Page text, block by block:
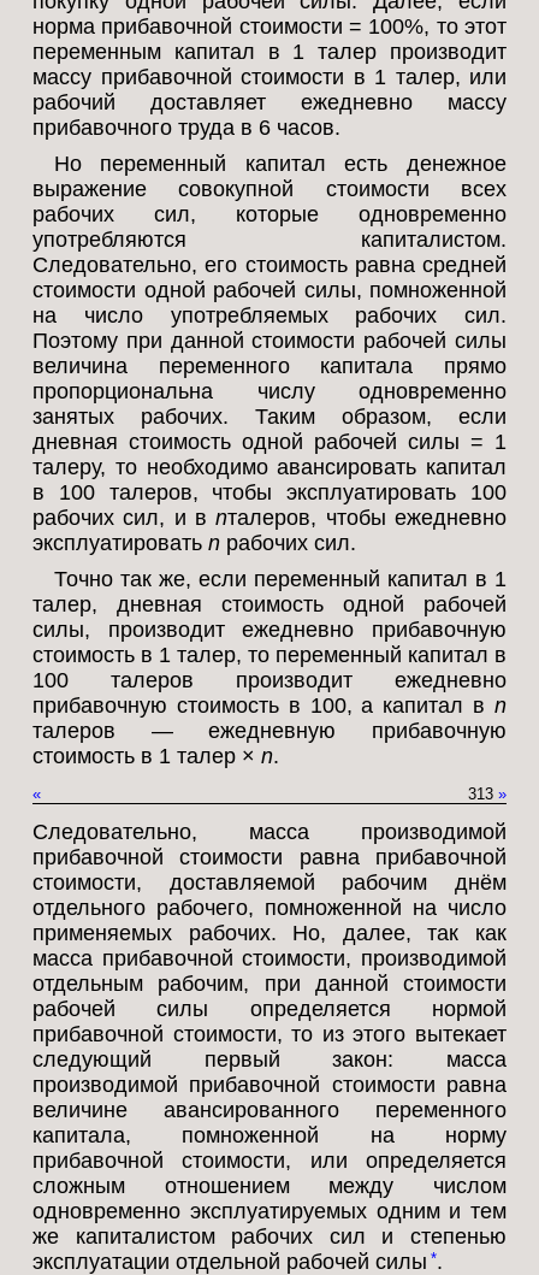
норма прибавочной стоимости = 100%, то этот
переменным капитал в 1 талер производит
массу прибавочной стоимости в 1 талер, или
рабочий доставляет ежедневно массу
прибавочного труда в 6 часов.
Но переменный капитал есть денежное
выражение совокупной стоимости всех
рабочих сил, которые одновременно
употребляются капиталистом.
Следовательно, его стоимость равна средней
стоимости одной рабочей силы, помноженной
на число употребляемых рабочих сил.
Поэтому при данной стоимости рабочей силы
величина переменного капитала прямо
пропорциональна числу одновременно
занятых рабочих. Таким образом, если
дневная стоимость одной рабочей силы = 1
талеру, то необходимо авансировать капитал
в 100 талеров, чтобы эксплуатировать 100
рабочих сил, и вnталеров, чтобы ежедневно
эксплуатировать n рабочих сил.
Точно так же, если переменный капитал в 1
талер, дневная стоимость одной рабочей
силы, производит ежедневно прибавочную
стоимость в 1 талер, то переменный капитал в
100 талеров производит ежедневно
прибавочную стоимость в 100, а капитал в n
талеров — ежедневную прибавочную
стоимость в 1 талер × n.
« »
313
Следовательно, масса производимой
прибавочной стоимости равна прибавочной
стоимости, доставляемой рабочим днём
отдельного рабочего, помноженной на число
применяемых рабочих. Но, далее, так как
масса прибавочной стоимости, производимой
отдельным рабочим, при данной стоимости
рабочей силы определяется нормой
прибавочной стоимости, то из этого вытекает
следующий первый закон: масса
производимой прибавочной стоимости равна
величине авансированного переменного
капитала, помноженной на норму
прибавочной стоимости, или определяется
сложным отношением между числом
одновременно эксплуатируемых одним и тем
же капиталистом рабочих сил и степенью
эксплуатации отдельной рабочей силы *.